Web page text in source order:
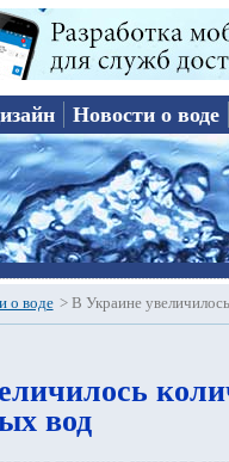
Новости о воде
о воде > В Украине
вод